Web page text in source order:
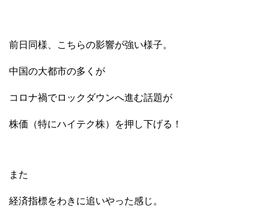
前日同様、こちらの影響が強い様子。
中国の大都市の多くが
コロナ禍でロックダウンへ進む話題が
株価（特にハイテク株）を押し下げる！
また
経済指標をわきに追いやった感じ。